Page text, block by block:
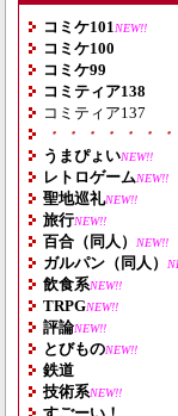
コミケ101 NEW!!
コミケ100
コミケ99
コミティア138
コミティア137
・・・・・・
うまぴょいNEW!!
レトロゲームNEW!!
聖地巡礼NEW!!
旅行NEW!!
百合（同人） NEW!!
ガルパン（同人）
飲食系NEW!!
TRPGNEW!!
評論NEW!!
とびものNEW!!
鉄道
技術系NEW!!